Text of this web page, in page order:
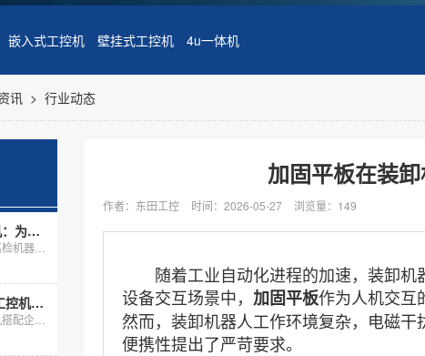
嵌入式工控机 壁挂式工控机 4u一体机
讯 > 行业动态
机器人工控机：为巡检机器人打造稳定可靠的“工业大脑”
4U机架飞腾工控机，企业级固态混合存储适配工业高并发写入
加固平板在装
作者：东田工控 时间：2026-05-27 浏览量：149
随着工业自动化进程的加速，装卸机
设备交互场景中， 加固平板作为人机交互
然而，装卸机器人工作环境复杂，电磁
便携性提出了严苛要求。